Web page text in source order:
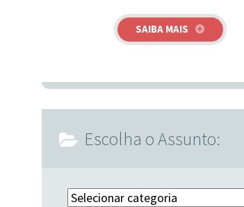
SAIBA MAIS
Escolha o Assunto:
Escolha o Assunto: